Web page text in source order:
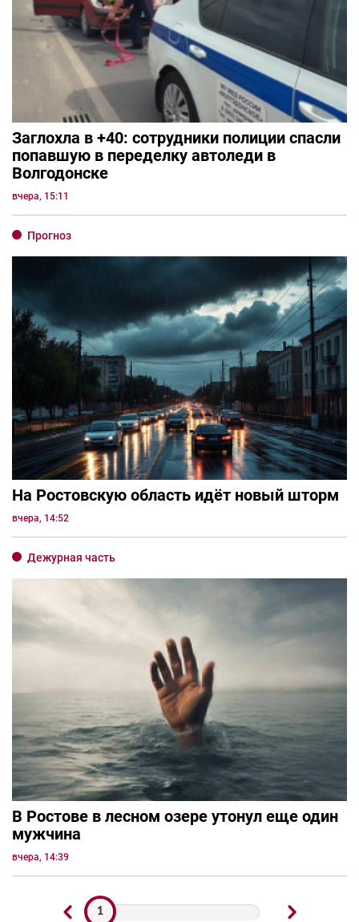
Заглохла в +40: сотрудники полиции спасли
попавшую в переделку автоледи в
Волгодонске
вчера, 15:11
Прогноз
На Ростовскую область идёт новый шторм
вчера, 14:52
Дежурная часть
В Ростове в лесном озере утонул еще один
мужчина
вчера, 14:39
1